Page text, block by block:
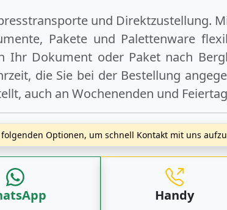
und Direktzustellung.
Pakete und Palettenware
Ihr Dokument oder Paket nach
die Sie bei der Bestellung
auch an Wochenenden und
Optionen, um schnell Kontakt mit uns
Handy